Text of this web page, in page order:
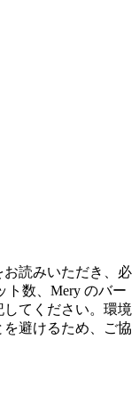
読みいただき、必
ト数、Mery のバー
てください。環境
避けるため、ご協